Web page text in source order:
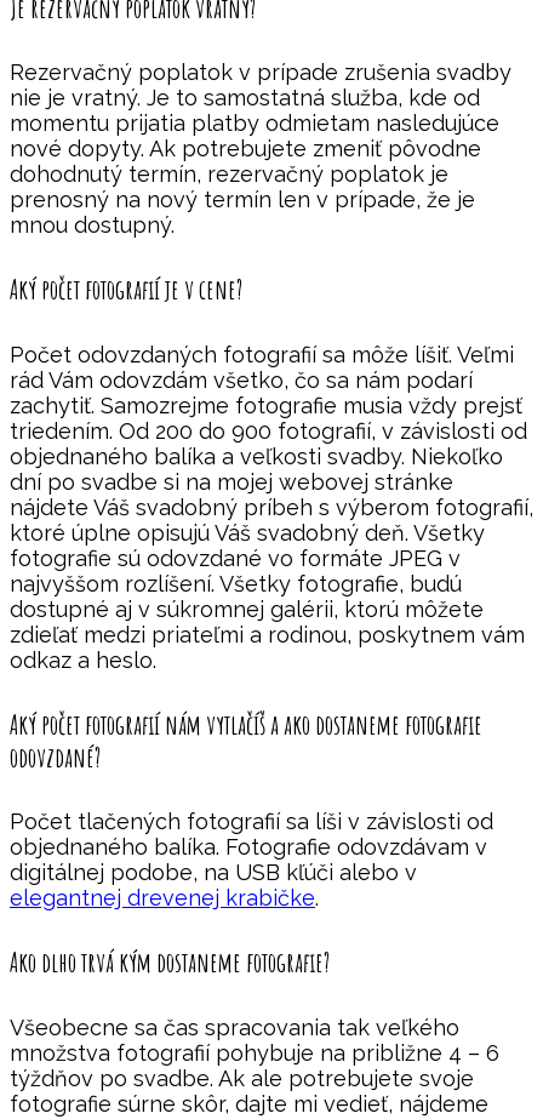
Je rezervačný poplatok vratný?
Rezervačný poplatok v prípade zrušenia svadby
nie je vratný. Je to samostatná služba, kde od
momentu prijatia platby odmietam nasledujúce
nové dopyty. Ak potrebujete zmeniť pôvodne
dohodnutý termín, rezervačný poplatok je
prenosný na nový termín len v prípade, že je
mnou dostupný.
Aký počet fotografií je v cene?
Počet odovzdaných fotografií sa môže líšiť. Veľmi
rád Vám odovzdám všetko, čo sa nám podarí
zachytiť. Samozrejme fotografie musia vždy prejsť
triedením. Od 200 do 900 fotografií, v závislosti od
objednaného balíka a veľkosti svadby. Niekoľko
dní po svadbe si na mojej webovej stránke
nájdete Váš svadobný príbeh s výberom fotografií,
ktoré úplne opisujú Váš svadobný deň. Všetky
fotografie sú odovzdané vo formáte JPEG v
najvyššom rozlíšení. Všetky fotografie, budú
dostupné aj v súkromnej galérii, ktorú môžete
zdieľať medzi priateľmi a rodinou, poskytnem vám
odkaz a heslo.
Aký počet fotografií nám vytlačíš a ako dostaneme fotografie
odovzdané?
Počet tlačených fotografií sa líši v závislosti od
objednaného balíka. Fotografie odovzdávam v
digitálnej podobe, na USB kľúči alebo v
elegantnej drevenej krabičke.
Ako dlho trvá kým dostaneme fotografie?
Všeobecne sa čas spracovania tak veľkého
množstva fotografií pohybuje na približne 4 – 6
týždňov po svadbe. Ak ale potrebujete svoje
fotografie súrne skôr, dajte mi vedieť, nájdeme